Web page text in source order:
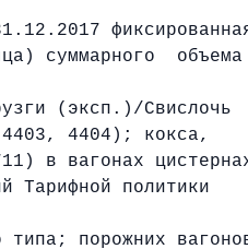
суммарного объема
(эксп.)/Свислочь
4404); кокса,
в вагонах
Тарифной политики
типа; порожних